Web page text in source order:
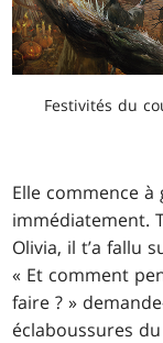
Festivités du
Elle commence
immédiatement.
Olivia, il t’a fallu
« Et comment
faire ? »
éclaboussures